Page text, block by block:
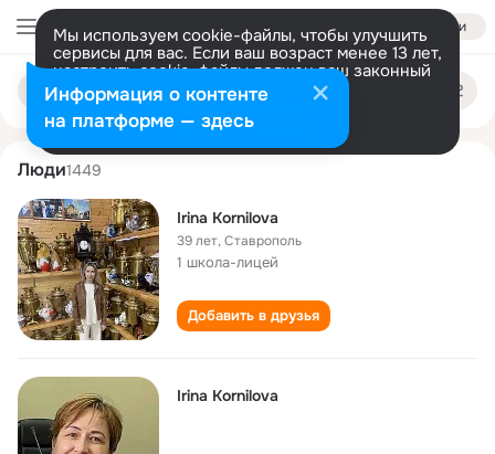
Войти
Мы используем cookie-файлы, чтобы улучшить
сервисы для вас. Если ваш возраст менее 13 лет,
настроить cookie-файлы должен ваш законный
представитель. Больше информации
Разрешить все Настроить
Поиск
людям
irina kornilova
Люди1449
Irina Kornilova
39 лет,Ставрополь
1 школа-лицей
Добавить в друзья
Irina Kornilova
Информация о контенте
на платформе — здесь